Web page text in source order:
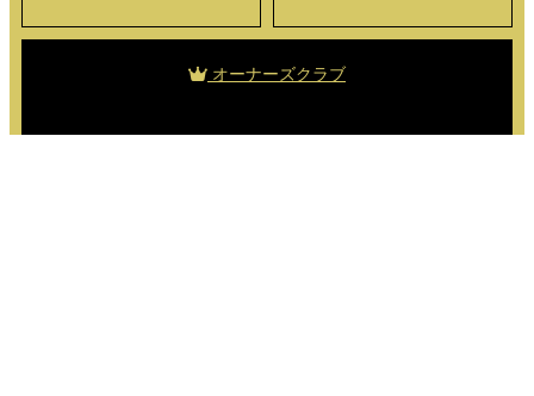
オーナーズクラブ